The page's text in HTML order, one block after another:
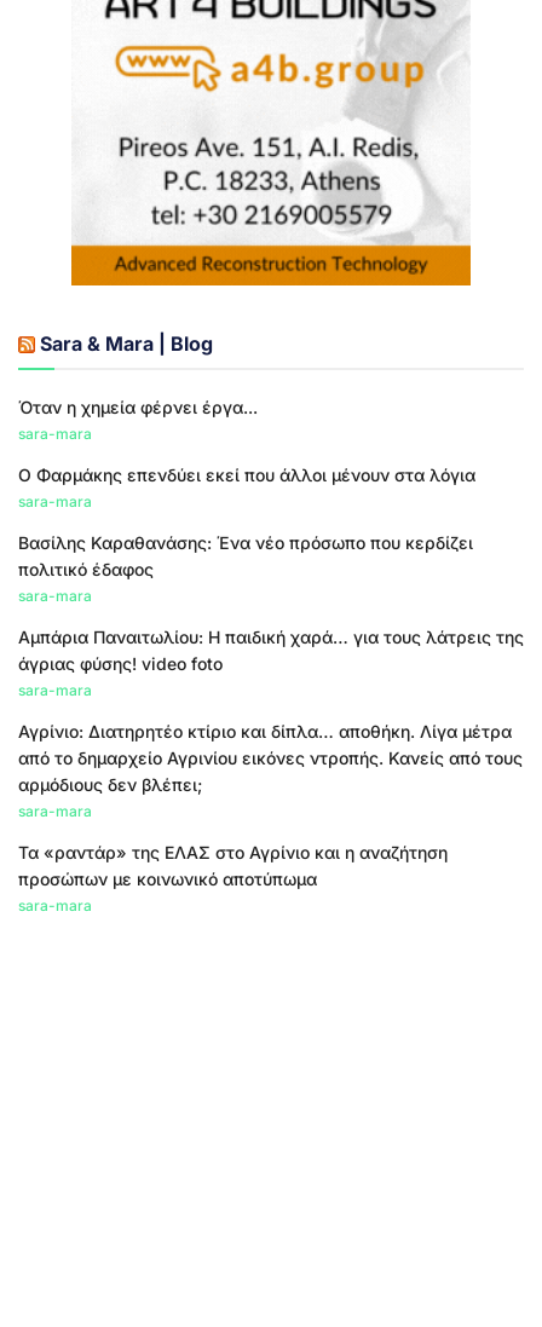
Sara & Mara | Blog
Όταν η χημεία φέρνει έργα...
sara-mara
Ο Φαρμάκης επενδύει εκεί που άλλοι μένουν στα λόγια
sara-mara
Βασίλης Καραθανάσης: Ένα νέο πρόσωπο που κερδίζει
πολιτικό έδαφος
sara-mara
Αμπάρια Παναιτωλίου: Η παιδική χαρά… για τους λάτρεις της
άγριας φύσης! video foto
sara-mara
Αγρίνιο: Διατηρητέο κτίριο και δίπλα… αποθήκη. Λίγα μέτρα
από το δημαρχείο Αγρινίου εικόνες ντροπής. Κανείς από τους
αρμόδιους δεν βλέπει;
sara-mara
Τα «ραντάρ» της ΕΛΑΣ στο Αγρίνιο και η αναζήτηση
προσώπων με κοινωνικό αποτύπωμα
sara-mara